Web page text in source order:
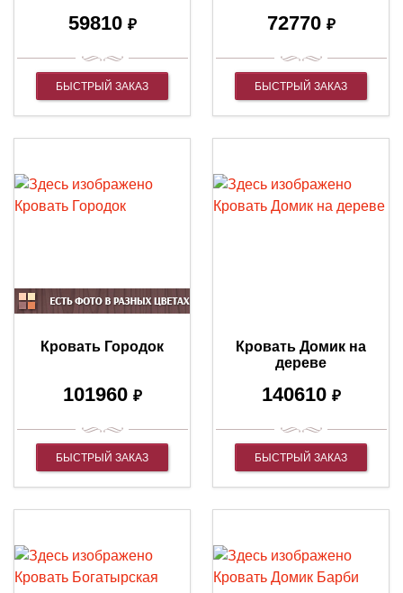
59810 ₽
БЫСТРЫЙ ЗАКАЗ
72770 ₽
БЫСТРЫЙ ЗАКАЗ
Кровать Городок
101960 ₽
БЫСТРЫЙ ЗАКАЗ
Кровать Домик на
дереве
140610 ₽
БЫСТРЫЙ ЗАКАЗ